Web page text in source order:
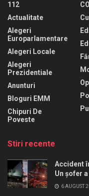
112
Actualitate
Alegeri
Europarlamentare
Alegeri Locale
Alegeri
Prezidentiale
Anunturi
Bloguri EMM
Chipuri De
Poveste
Stiri recente
Accident
Un șofer
6 AUGUST